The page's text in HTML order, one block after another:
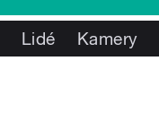
Lidé Kamery